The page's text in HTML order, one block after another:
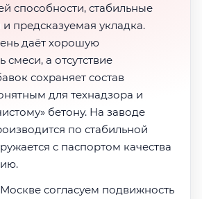
способности, стабильные
и предсказуемая укладка.
даёт хорошую
смеси, а отсутствие
сохраняет состав
для технадзора и
бетону. На заводе
по стабильной
с паспортом качества
согласуем подвижность